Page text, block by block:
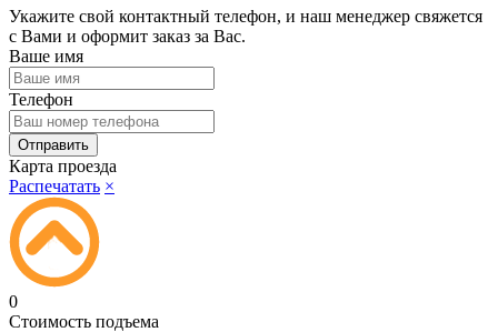
Укажите свой контактный телефон, и наш менеджер свяжется
с Вами и оформит заказ за Вас.
Ваше имя
Телефон
Карта проезда
Распечатать ×
0
Стоимость подъема